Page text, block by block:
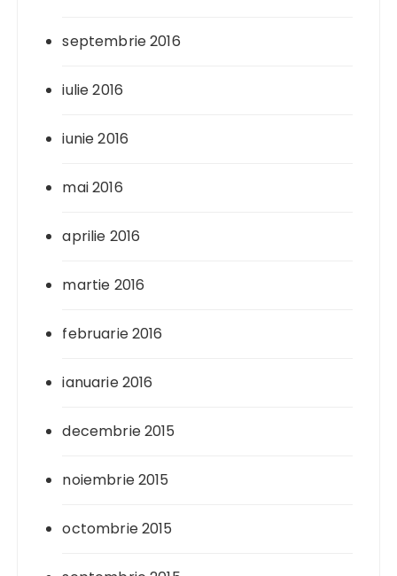
septembrie 2016
iulie 2016
iunie 2016
mai 2016
aprilie 2016
martie 2016
februarie 2016
ianuarie 2016
decembrie 2015
noiembrie 2015
octombrie 2015